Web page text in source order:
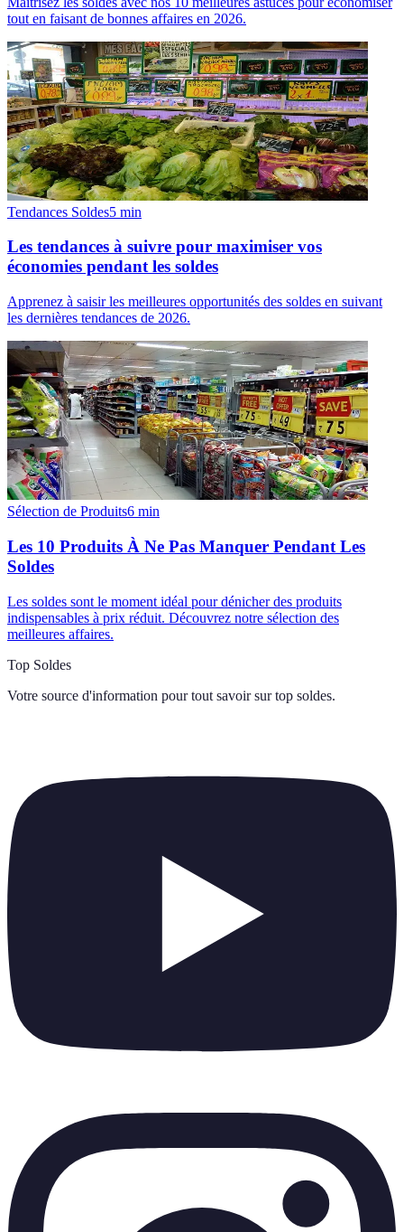
tout en faisant de bonnes affaires en 2026.
Tendances Soldes5 min
Les tendances à suivre pour maximiser vos
économies pendant les soldes
Apprenez à saisir les meilleures opportunités des soldes en suivant
les dernières tendances de 2026.
Sélection de Produits6 min
Les 10 Produits À Ne Pas Manquer Pendant Les
Soldes
Les soldes sont le moment idéal pour dénicher des produits
indispensables à prix réduit. Découvrez notre sélection des
meilleures affaires.
Top Soldes
Votre source d'information pour tout savoir sur top soldes.